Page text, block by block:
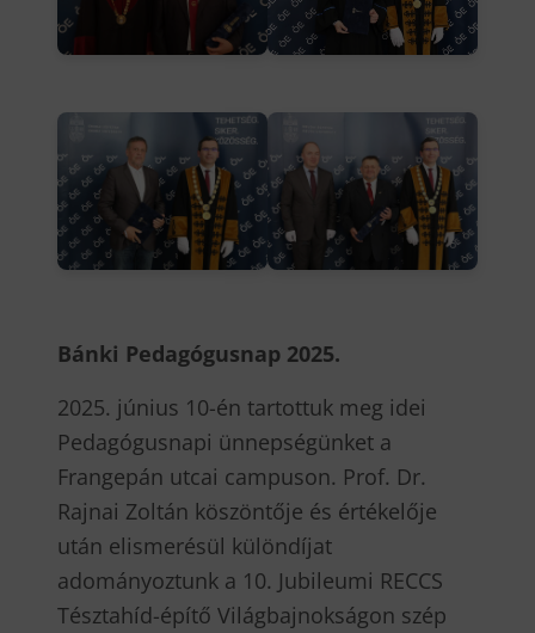
Bánki Pedagógusnap 2025.
2025. június 10-én tartottuk meg idei
Pedagógusnapi ünnepségünket a
Frangepán utcai campuson. Prof. Dr.
Rajnai Zoltán köszöntője és értékelője
után elismerésül különdíjat
adományoztunk a 10. Jubileumi RECCS
Tésztahíd-építő Világbajnokságon szép